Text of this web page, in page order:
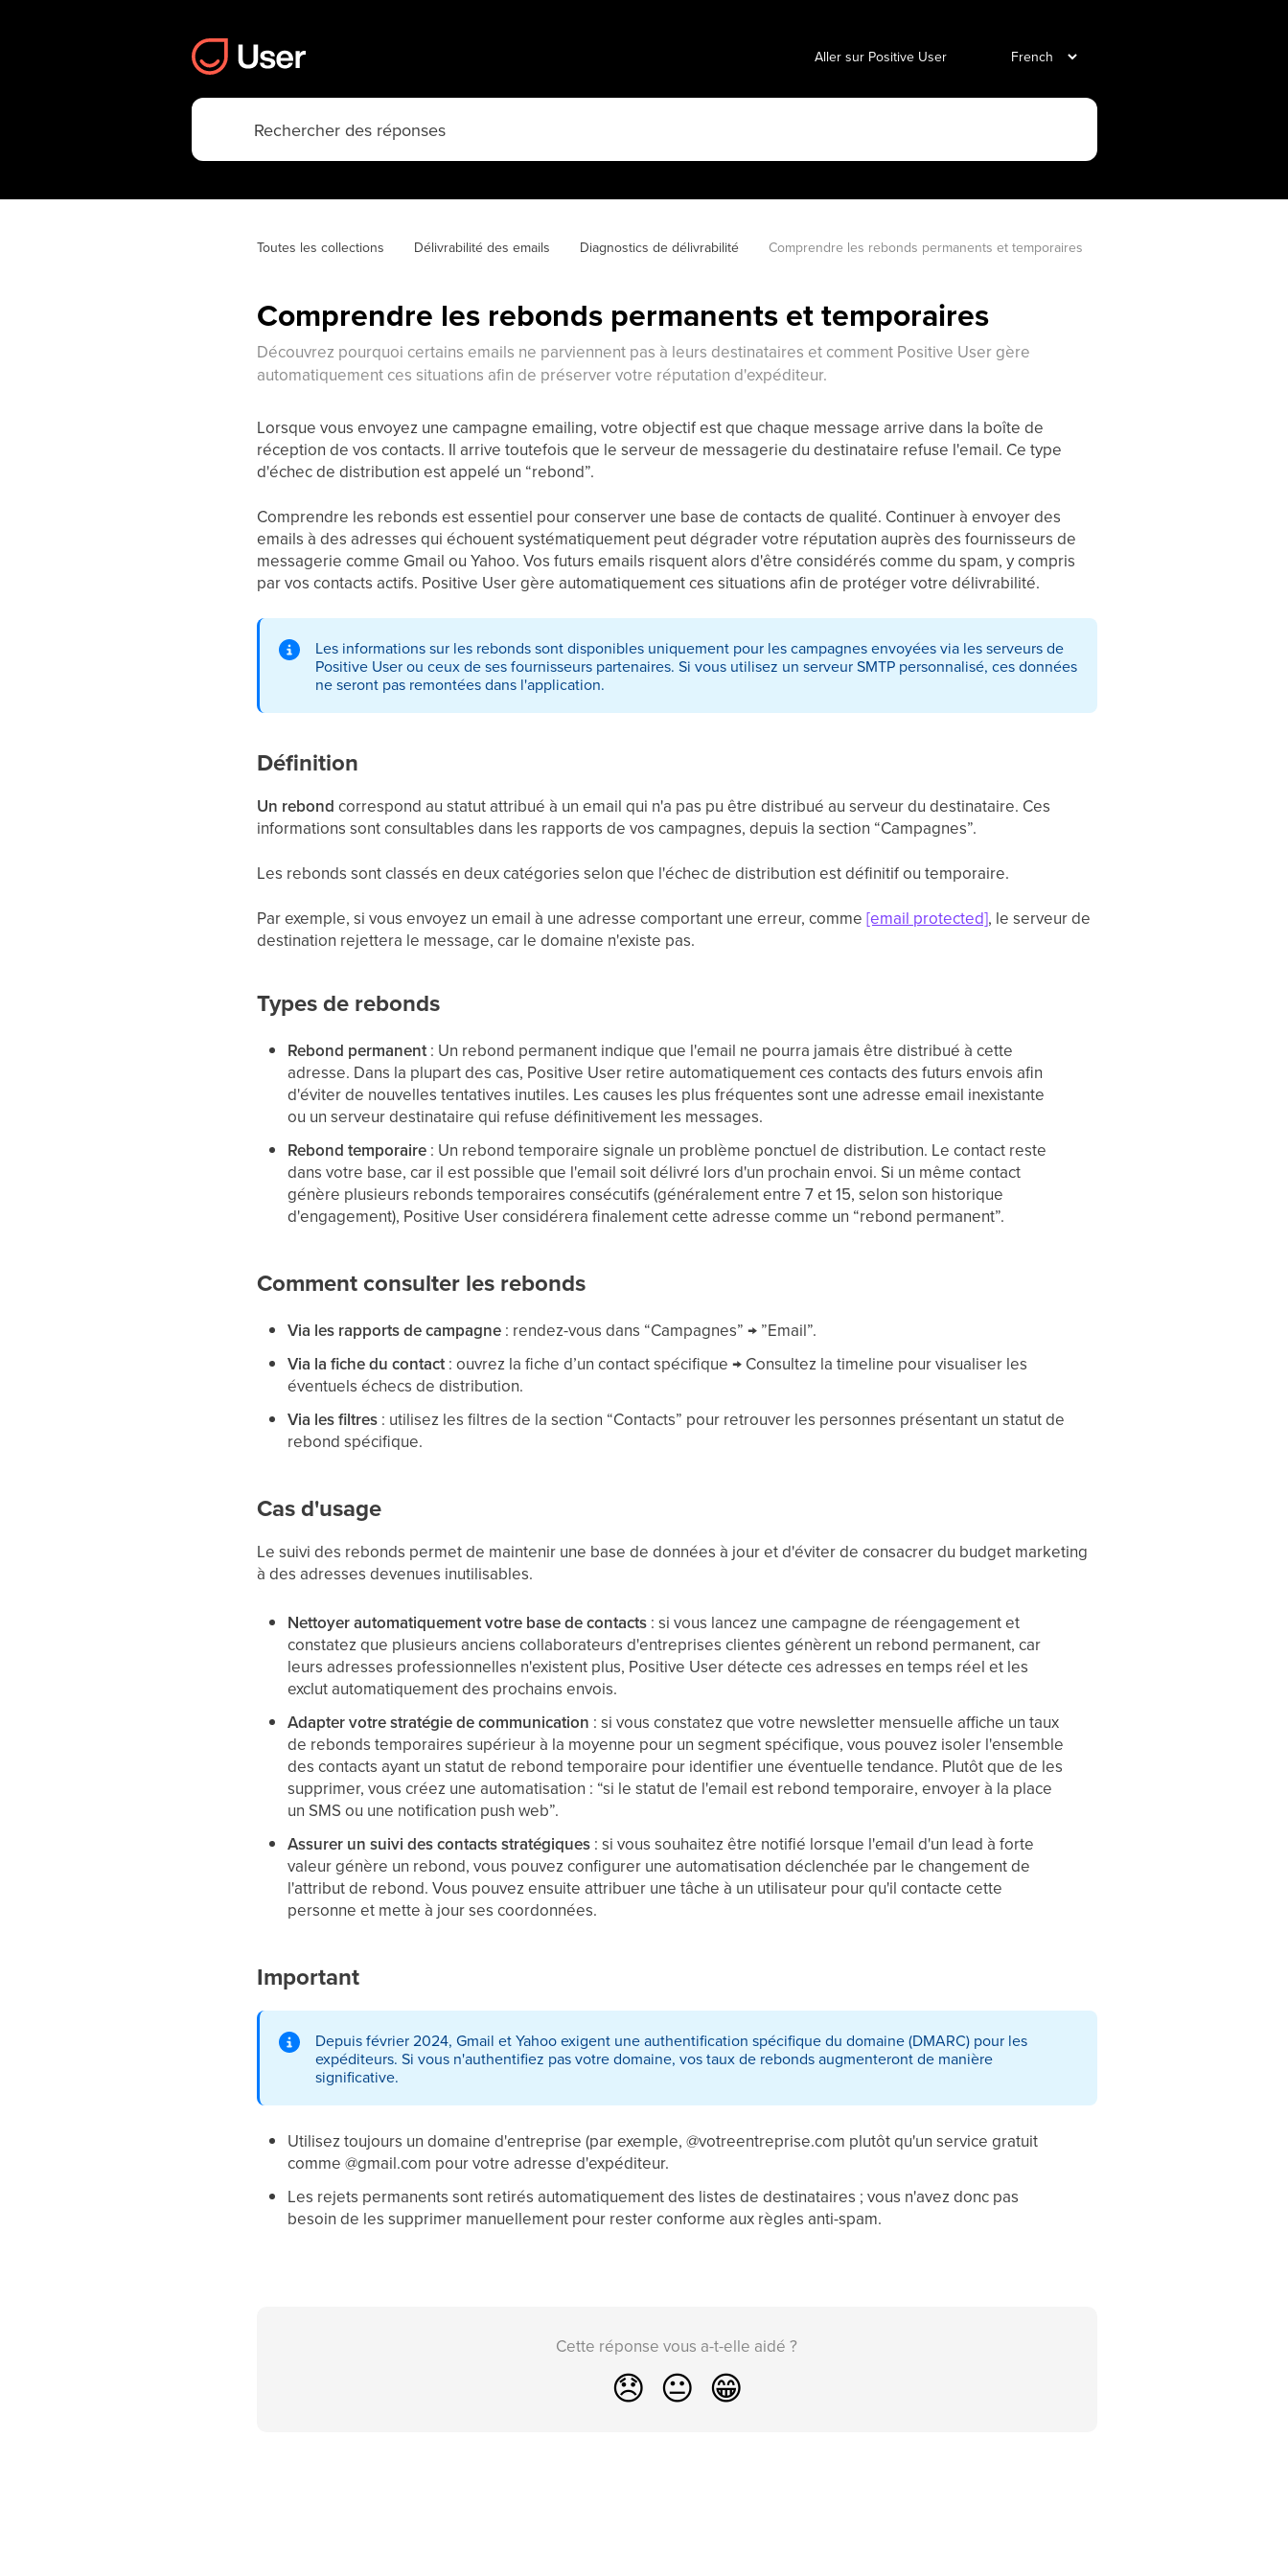
Aller sur Positive User
Toutes les collections Délivrabilité des emails Diagnostics de délivrabilité Comprendre les rebonds permanents et temporaires
Comprendre les rebonds permanents et temporaires
Découvrez pourquoi certains emails ne parviennent pas à leurs destinataires et comment Positive User gère
automatiquement ces situations afin de préserver votre réputation d'expéditeur.
Lorsque vous envoyez une campagne emailing, votre objectif est que chaque message arrive dans la boîte de
réception de vos contacts. Il arrive toutefois que le serveur de messagerie du destinataire refuse l'email. Ce type
d'échec de distribution est appelé un “rebond”.
Comprendre les rebonds est essentiel pour conserver une base de contacts de qualité. Continuer à envoyer des
emails à des adresses qui échouent systématiquement peut dégrader votre réputation auprès des fournisseurs de
messagerie comme Gmail ou Yahoo. Vos futurs emails risquent alors d'être considérés comme du spam, y compris
par vos contacts actifs. Positive User gère automatiquement ces situations afin de protéger votre délivrabilité.
Les informations sur les rebonds sont disponibles uniquement pour les campagnes envoyées via les serveurs de
Positive User ou ceux de ses fournisseurs partenaires. Si vous utilisez un serveur SMTP personnalisé, ces données
ne seront pas remontées dans l'application.
Définition
Un rebond correspond au statut attribué à un email qui n'a pas pu être distribué au serveur du destinataire. Ces
informations sont consultables dans les rapports de vos campagnes, depuis la section “Campagnes”.
Les rebonds sont classés en deux catégories selon que l'échec de distribution est définitif ou temporaire.
Par exemple, si vous envoyez un email à une adresse comportant une erreur, comme[email protected], le serveur de
destination rejettera le message, car le domaine n'existe pas.
Types de rebonds
Rebond permanent: Un rebond permanent indique que l'email ne pourra jamais être distribué à cette
adresse. Dans la plupart des cas, Positive User retire automatiquement ces contacts des futurs envois afin
d'éviter de nouvelles tentatives inutiles. Les causes les plus fréquentes sont une adresse email inexistante
ou un serveur destinataire qui refuse définitivement les messages.
Rebond temporaire : Un rebond temporaire signale un problème ponctuel de distribution. Le contact reste
dans votre base, car il est possible que l'email soit délivré lors d'un prochain envoi. Si un même contact
génère plusieurs rebonds temporaires consécutifs (généralement entre 7 et 15, selon son historique
d'engagement), Positive User considérera finalement cette adresse comme un “rebond permanent”.
Comment consulter les rebonds
Via les rapports de campagne : rendez-vous dans “Campagnes” → ”Email”.
Via la fiche du contact: ouvrez la fiche d’un contact spécifique → Consultez la timeline pour visualiser les
éventuels échecs de distribution.
Via les filtres : utilisez les filtres de la section “Contacts” pour retrouver les personnes présentant un statut de
rebond spécifique.
Cas d'usage
Le suivi des rebonds permet de maintenir une base de données à jour et d'éviter de consacrer du budget marketing
à des adresses devenues inutilisables.
Nettoyer automatiquement votre base de contacts : si vous lancez une campagne de réengagement et
constatez que plusieurs anciens collaborateurs d'entreprises clientes génèrent un rebond permanent, car
leurs adresses professionnelles n'existent plus, Positive User détecte ces adresses en temps réel et les
exclut automatiquement des prochains envois.
Adapter votre stratégie de communication : si vous constatez que votre newsletter mensuelle affiche un taux
de rebonds temporaires supérieur à la moyenne pour un segment spécifique, vous pouvez isoler l'ensemble
des contacts ayant un statut de rebond temporaire pour identifier une éventuelle tendance. Plutôt que de les
supprimer, vous créez une automatisation : “si le statut de l'email est rebond temporaire, envoyer à la place
un SMS ou une notification push web”.
Assurer un suivi des contacts stratégiques : si vous souhaitez être notifié lorsque l'email d'un lead à forte
valeur génère un rebond, vous pouvez configurer une automatisation déclenchée par le changement de
l'attribut de rebond. Vous pouvez ensuite attribuer une tâche à un utilisateur pour qu'il contacte cette
personne et mette à jour ses coordonnées.
Important
Depuis février 2024, Gmail et Yahoo exigent une authentification spécifique du domaine (DMARC) pour les
expéditeurs. Si vous n'authentifiez pas votre domaine, vos taux de rebonds augmenteront de manière
significative.
Utilisez toujours un domaine d'entreprise (par exemple, @votreentreprise.com plutôt qu'un service gratuit
comme @gmail.com pour votre adresse d'expéditeur.
Les rejets permanents sont retirés automatiquement des listes de destinataires ; vous n'avez donc pas
besoin de les supprimer manuellement pour rester conforme aux règles anti-spam.
Cette réponse vous a-t-elle aidé ?
😞 😐 😁